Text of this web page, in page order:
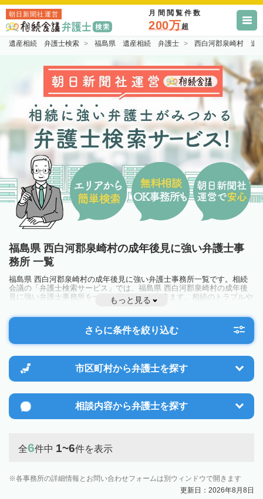
朝日新聞社運営 月間閲覧件数
200万超
遺産相続 弁護士検索 福島県 遺産相続 弁護士 西白河郡泉崎村 遺
福島県 西白河郡泉崎村の成年後見に強い弁護士事
務所 一覧
福島県 西白河郡泉崎村の成年後見に強い弁護士事務所一覧です。相続
会議の「弁護士検索サービス」では、福島県 西白河郡泉崎村の成年後
見に強い弁護士事務所を一覧で見ることが出来ます。相続のトラブルや
お悩みを抱えている方は一度近隣の弁護士に相談してみましょう。
もっと見る
さらに条件を絞り込む
市区町村から弁護士を探す
相談内容から弁護士を探す
全6件中 1~6件を表示
各事務所の詳細情報とお問い合わせフォームは別ウィンドウで開きます
更新日：2026年8月8日